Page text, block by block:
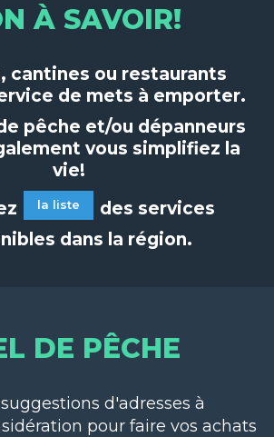
À SAVOIR!
cantines ou restaurants
de mets à emporter.
pêche et/ou dépanneurs
vous simplifiez la
vie!
la liste
des services
dans la région.
DE PÊCHE
d'adresses à
pour faire vos achats